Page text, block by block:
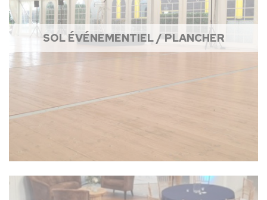
SOL ÉVÉNEMENTIEL / PLANCHER